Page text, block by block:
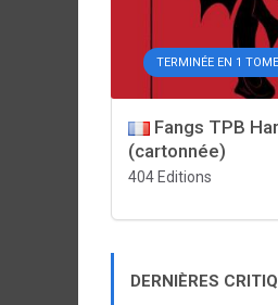
TERMINÉE EN 1 TOME
Fangs TPB
(cartonnée)
404 Editions
DERNIÈRES